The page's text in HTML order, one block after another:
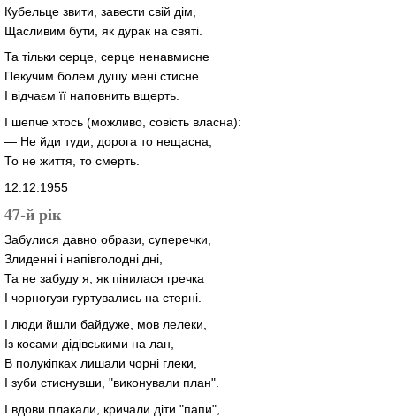
Кубельце звити, завести свій дім,
Щасливим бути, як дурак на святі.
Та тільки серце, серце ненавмисне
Пекучим болем душу мені стисне
І відчаєм її наповнить вщерть.
І шепче хтось (можливо, совість власна):
— Не йди туди, дорога то нещасна,
То не життя, то смерть.
12.12.1955
47-й рік
Забулися давно образи, суперечки,
Злиденні і напівголодні дні,
Та не забуду я, як пінилася гречка
І чорногузи гуртувались на стерні.
І люди йшли байдуже, мов лелеки,
Із косами дідівськими на лан,
В полукіпках лишали чорні глеки,
І зуби стиснувши, "виконували план".
І вдови плакали, кричали діти "папи",